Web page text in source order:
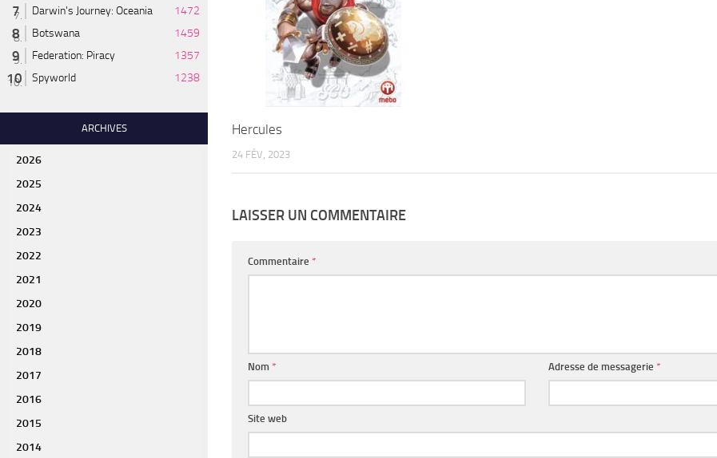
Hercules
24 FÉV, 2023
LAISSER UN COMMENTAIRE
Commentaire *
Nom * Adresse de messagerie*
Site web
Darwin's Journey: Oceania
1472
Botswana
1459
Federation: Piracy
1357
Spyworld
1238
ARCHIVES
2026
2025
2024
2023
2022
2021
2020
2019
2018
2017
2016
2015
2014